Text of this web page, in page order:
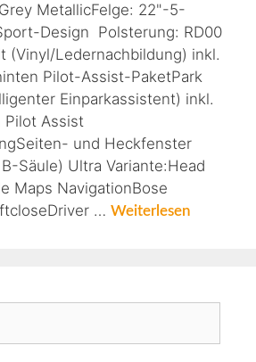
MetallicFelge: 22"-5-
Design Polsterung: RD00
(Vinyl/Ledernachbildung) inkl.
Pilot-Assist-PaketPark
Einparkassistent) inkl.
Pilot Assist
und Heckfenster
Säule) Ultra Variante:Head
Maps NavigationBose
… Weiterlesen